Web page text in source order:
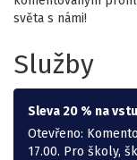
světa s námi!
Služby
Sleva 20 % na
Otevřeno:
17.00. Pro školy,